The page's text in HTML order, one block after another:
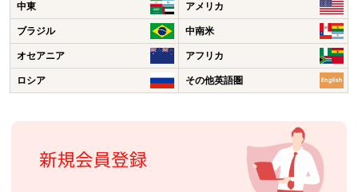
中東 アメリカ
ブラジル 中南米
オセアニア アフリカ
ロシア その他英語圏